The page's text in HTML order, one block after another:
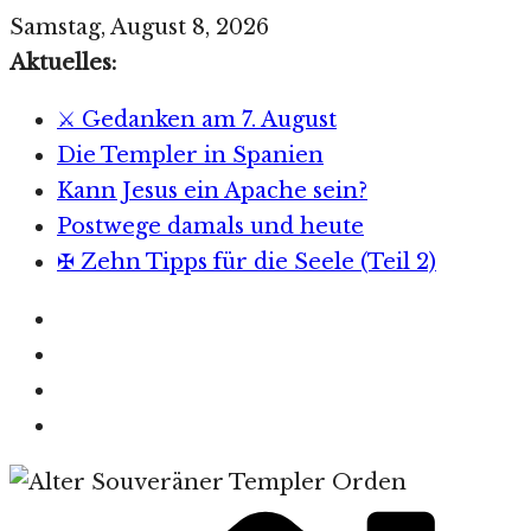
Zum
Inhalt
Samstag, August 8, 2026
Aktuelles:
⚔️ Gedanken am 7. August
Die Templer in Spanien
Kann Jesus ein Apache sein?
Postwege damals und heute
✠ Zehn Tipps für die Seele (Teil 2)